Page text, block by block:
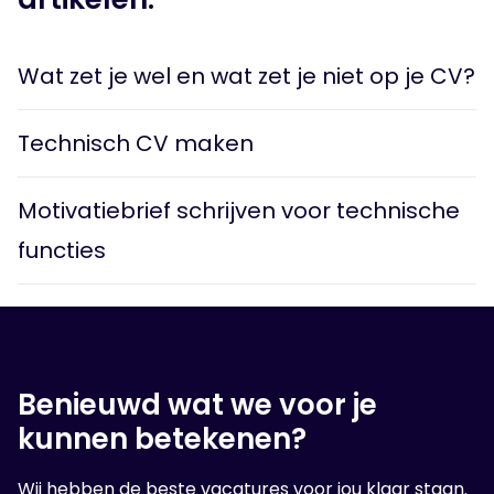
elementen, omdat die niet altijd goed gelezen
vaardigheden en certificaten die aansluiten bij de
Wat zet je wel en wat zet je niet op je CV?
Technisch CV maken
Motivatiebrief schrijven voor technische
functies
Benieuwd wat we voor je
kunnen betekenen?